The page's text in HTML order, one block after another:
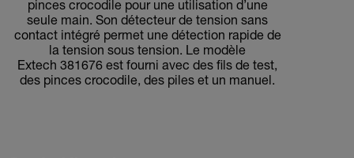
pinces crocodile pour une utilisation d’une
seule main. Son détecteur de tension sans
contact intégré permet une détection rapide de
la tension sous tension. Le modèle
Extech 381676 est fourni avec des fils de test,
des pinces crocodile, des piles et un manuel.